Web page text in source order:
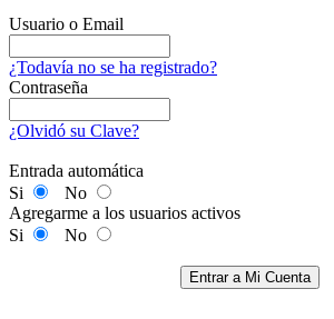
Usuario o Email
¿Todavía no se ha registrado?
Contraseña
¿Olvidó su Clave?
Entrada automática
Si
No
Agregarme a los usuarios activos
Si
No
Entrar a Mi Cuenta